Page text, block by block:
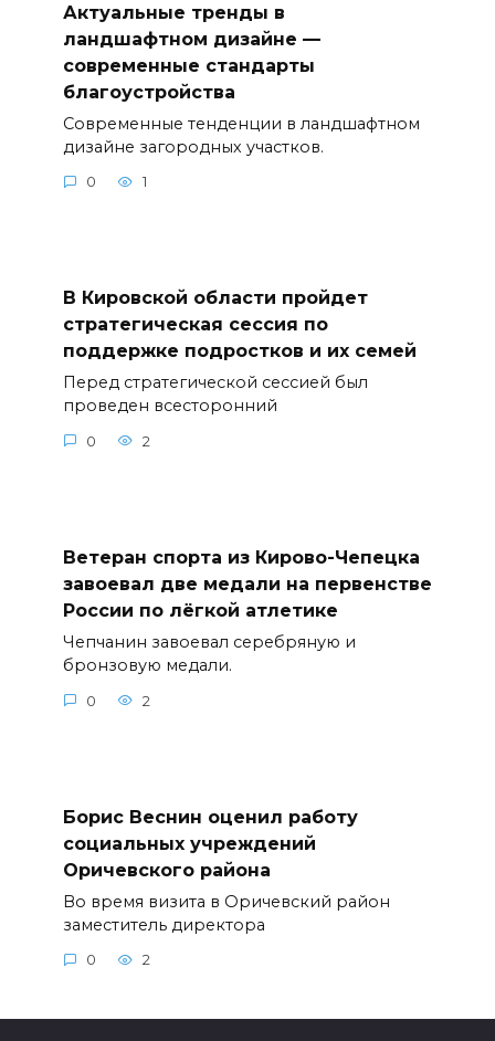
Актуальные тренды в
ландшафтном дизайне —
современные стандарты
благоустройства
Современные тенденции в ландшафтном
дизайне загородных участков.
0 1
В Кировской области пройдет
стратегическая сессия по
поддержке подростков и их семей
Перед стратегической сессией был
проведен всесторонний
0 2
Ветеран спорта из Кирово-Чепецка
завоевал две медали на первенстве
России по лёгкой атлетике
Чепчанин завоевал серебряную и
бронзовую медали.
0 2
Борис Веснин оценил работу
социальных учреждений
Оричевского района
Во время визита в Оричевский район
заместитель директора
0 2